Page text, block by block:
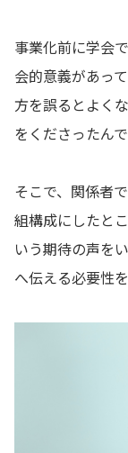
事業化前に学会
会的意義があっ
方を誤るとよく
をくださったんで
そこで、関係者
組構成にしたと
いう期待の声を
へ伝える必要性